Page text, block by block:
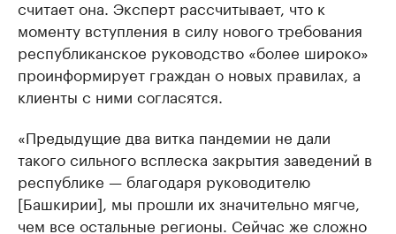
считает она. Эксперт рассчитывает, что к
моменту вступления в силу нового требования
республиканское руководство «более широко»
проинформирует граждан о новых правилах, а
клиенты с ними согласятся.
«Предыдущие два витка пандемии не дали
такого сильного всплеска закрытия заведений в
республике — благодаря руководителю
[Башкирии], мы прошли их значительно мягче,
чем все остальные регионы. Сейчас же сложно